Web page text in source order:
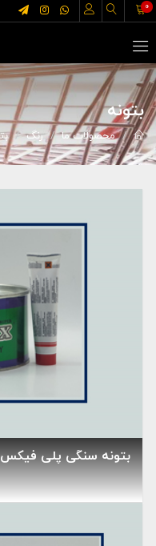
0
بتونه
محصولات ما رنگ
بتونه سنگی پلی فیکس